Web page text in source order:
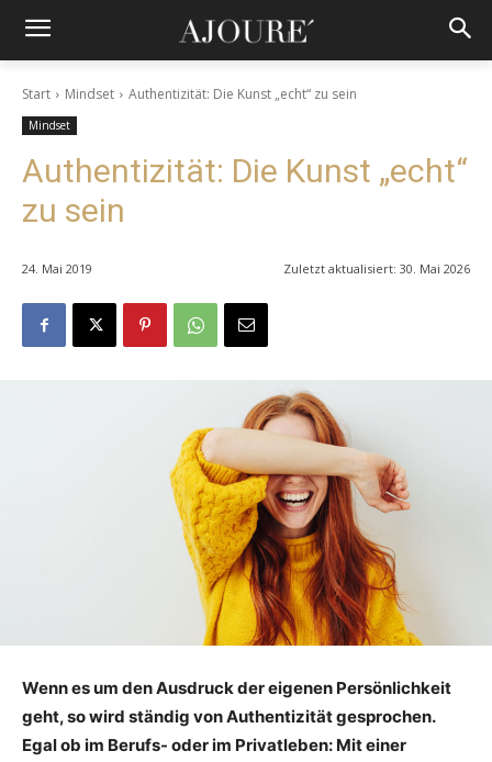
Start Mindset Authentizität: Die Kunst „echt“ zu sein
Mindset
Authentizität: Die Kunst „echt“
zu sein
24. Mai 2019 Zuletzt aktualisiert: 30. Mai 2026
Wenn es um den Ausdruck der eigenen Persönlichkeit
geht, so wird ständig von Authentizität gesprochen.
Egal ob im Berufs- oder im Privatleben: Mit einer